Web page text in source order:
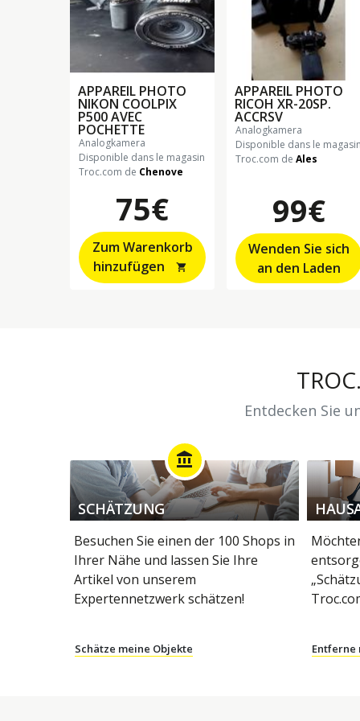
APPAREIL PHOTO
NIKON COOLPIX
P500 AVEC
POCHETTE
analogkamera
Disponible dans le magasin
Troc.com de Chenove
75€
Zum Warenkorb
hinzufügen
shopping_cart
APPAREIL PHOTO
RICOH XR-20SP.
ACCRSV
analogkamera
Disponible dans le
Troc.com de Ales
99€
Wenden Sie sich
an den Laden
Entdecken Sie
account_balance
SCHÄTZUNG
Besuchen Sie einen der 100 Shops in
Ihrer Nähe und lassen Sie Ihre
Artikel von unserem
Expertennetzwerk schätzen!
Schätze meine Objekte Entferne